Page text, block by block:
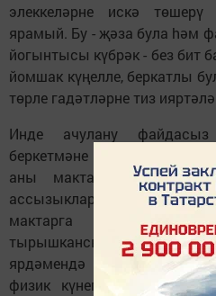
элеккеләрне искә төшерү
ярамый. Бу - җәза була hәм
йогынтысы күбрәк - без бит
йомшак күңелле, беркатлы
төрле гадәтләрне тиз
Инде ачулану
беркетмәне куллана белү
аны мактарга кирәк,
ассызыкларга (нәкъ
мактарга ярамый.
тырышкансың, молодец"
ярдәмендә рәсемнәр
физик күнегүләр